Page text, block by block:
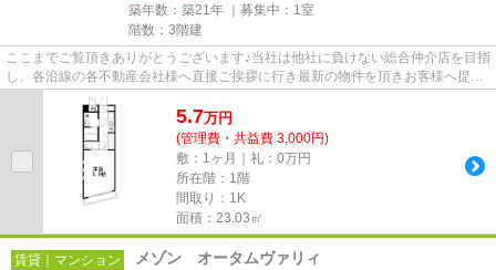
築年数：築21年 ｜募集中： 1室
階数：3階建
ここまでご覧頂きありがとうございます♪当社は他社に負けない総合仲介店を目指
し、各沿線の各不動産会社様へ直接ご挨拶に行き最新の物件を頂きお客様へ提供
しております！最新の情報は...
5.7万円
(管理費・共益費 3,000円)
敷：1ヶ月｜礼：0万円
所在階：1階
間取り：1K
面積：23.03㎡
賃貸｜マンション メゾン オータムヴァリィ